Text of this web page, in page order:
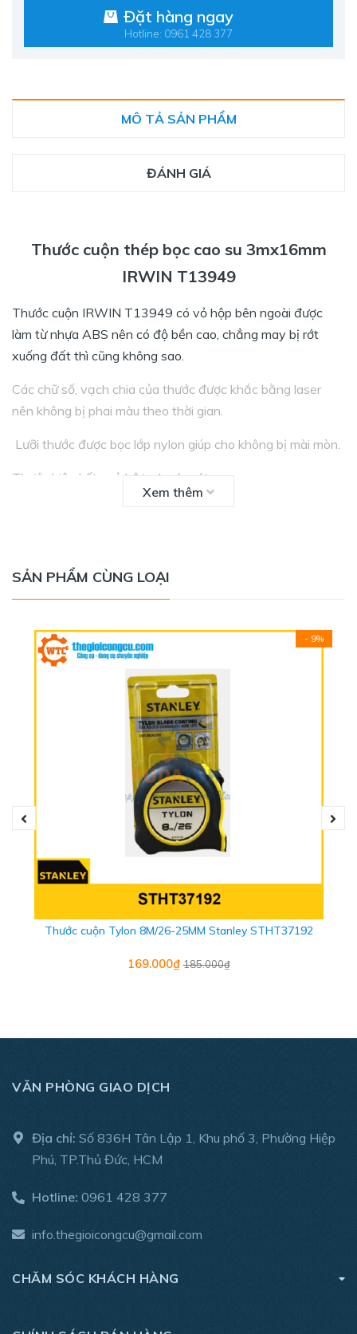
Đặt hàng ngay
Hotline: 0961 428 377
MÔ TẢ SẢN PHẨM
ĐÁNH GIÁ
Thước cuộn thép bọc cao su 3mx16mm
IRWIN T13949
Thước cuộn IRWIN T13949 có vỏ hộp bên ngoài được
làm từ nhựa ABS nên có độ bền cao, chẳng may bị rớt
xuống đất thì cũng không sao.
Các chữ số, vạch chia của thước được khắc bằng laser
nên không bị phai màu theo thời gian.
Lưỡi thước được bọc lớp nylon giúp cho không bị mài mòn.
Thước hiện kết quả hệ inch và mét.
THÔNG SỐ KỸ THUẬT
- Xuất xứ: China
- Kích thước: 3m / 10ft (3mx16mm / 5/8")
Xem thêm
SẢN PHẨM CÙNG LOẠI
- 9%
Thước cuộn Tylon 8M/26-25MM Stanley STHT37192
169.000₫185.000₫
VĂN PHÒNG GIAO DỊCH
Địa chỉ: Số 836H Tân Lập 1, Khu phố 3, Phường Hiệp
Phú, TP.Thủ Đức, HCM
Hotline: 0961 428 377
info.thegioicongcu@gmail.com
CHĂM SÓC KHÁCH HÀNG